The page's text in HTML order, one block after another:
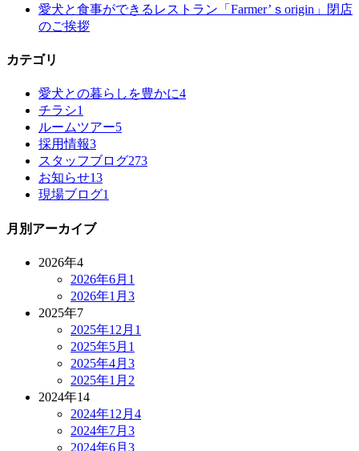
愛犬と食事ができるレストラン「Farmer’ｓorigin」閉店
のご挨拶
カテゴリ
愛犬との暮らしを豊かに4
チラシ1
ルームツアー5
採用情報3
スタッフブログ273
お知らせ13
現場ブログ1
月別アーカイブ
2026年4
2026年6月 1
2026年1月 3
2025年7
2025年12月 1
2025年5月 1
2025年4月 3
2025年1月 2
2024年14
2024年12月 4
2024年7月 3
2024年6月 3